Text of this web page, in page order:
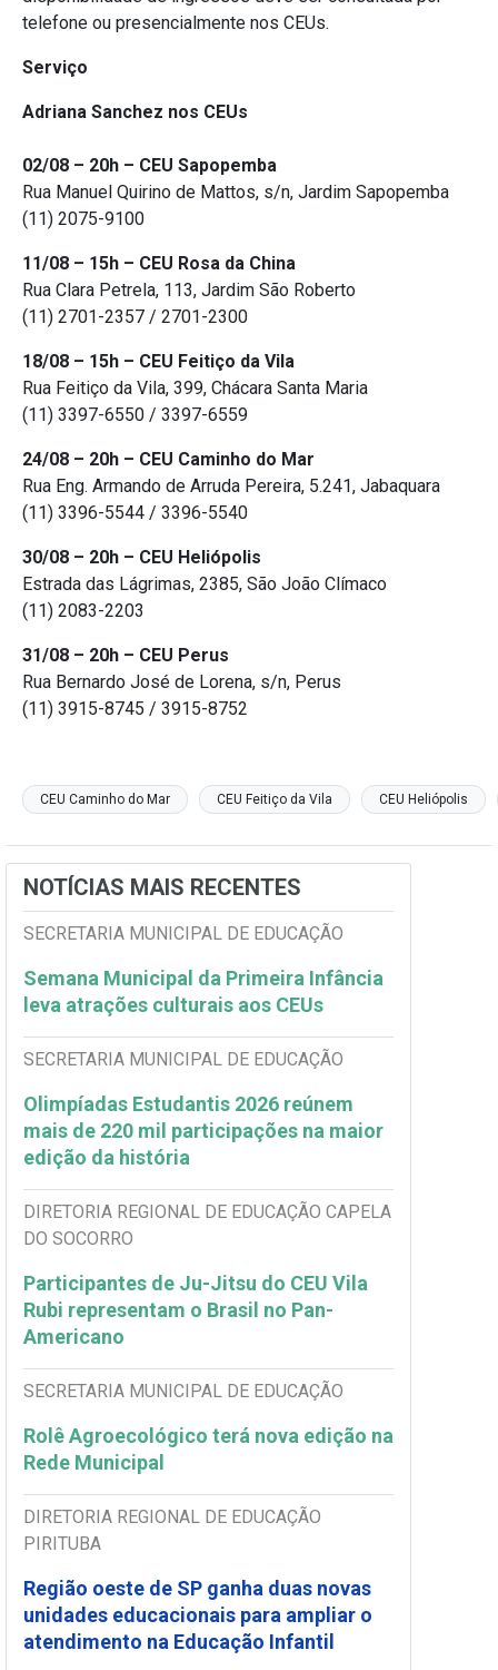
telefone ou presencialmente nos CEUs.
Serviço
Adriana Sanchez nos CEUs
02/08 – 20h – CEU Sapopemba
Rua Manuel Quirino de Mattos, s/n, Jardim Sapopemba
(11) 2075-9100
11/08 – 15h – CEU Rosa da China
Rua Clara Petrela, 113, Jardim São Roberto
(11) 2701-2357 / 2701-2300
18/08 – 15h – CEU Feitiço da Vila
Rua Feitiço da Vila, 399, Chácara Santa Maria
(11) 3397-6550 / 3397-6559
24/08 – 20h – CEU Caminho do Mar
Rua Eng. Armando de Arruda Pereira, 5.241, Jabaquara
(11) 3396-5544 / 3396-5540
30/08 – 20h – CEU Heliópolis
Estrada das Lágrimas, 2385, São João Clímaco
(11) 2083-2203
31/08 – 20h – CEU Perus
Rua Bernardo José de Lorena, s/n, Perus
(11) 3915-8745 / 3915-8752
CEU Caminho do Mar CEU Feitiço da Vila CEU Heliópolis
NOTÍCIAS MAIS RECENTES
SECRETARIA MUNICIPAL DE EDUCAÇÃO
Semana Municipal da Primeira Infância
leva atrações culturais aos CEUs
SECRETARIA MUNICIPAL DE EDUCAÇÃO
Olimpíadas Estudantis 2026 reúnem
mais de 220 mil participações na maior
edição da história
DIRETORIA REGIONAL DE EDUCAÇÃO CAPELA
DO SOCORRO
Participantes de Ju-Jitsu do CEU Vila
Rubi representam o Brasil no Pan-
Americano
SECRETARIA MUNICIPAL DE EDUCAÇÃO
Rolê Agroecológico terá nova edição na
Rede Municipal
DIRETORIA REGIONAL DE EDUCAÇÃO
PIRITUBA
Região oeste de SP ganha duas novas
unidades educacionais para ampliar o
atendimento na Educação Infantil